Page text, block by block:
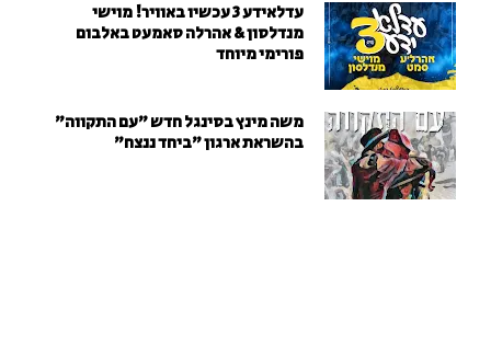
עדלאידע 3 עכשיו באוויר! מוישי
מנדלסון & אהרלה סאמעט באלבום
פורימי מיוחד
משה מינץ בסינגל חדש ״עם התקווה״
בהשראת ארגון "ביחד ננצח"